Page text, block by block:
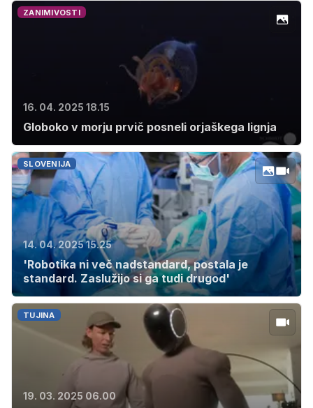
ZANIMIVOSTI
16. 04. 2025 18.15
Globoko v morju prvič posneli orjaškega lignja
SLOVENIJA
14. 04. 2025 15.25
'Robotika ni več nadstandard, postala je
standard. Zaslužijo si ga tudi drugod'
TUJINA
19. 03. 2025 06.00